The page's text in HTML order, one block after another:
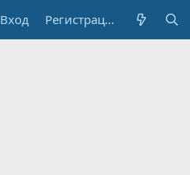
Вход Регистрация